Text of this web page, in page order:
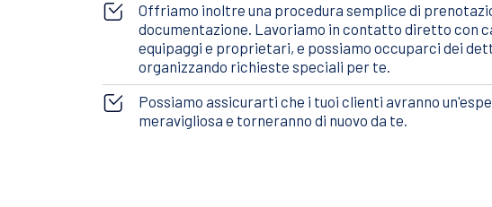
Offriamo inoltre una procedura semplice di
documentazione. Lavoriamo in contatto diretto con
equipaggi e proprietari, e possiamo occuparci dei
organizzando richieste speciali per te.
Possiamo assicurarti che i tuoi clienti avranno
meravigliosa e torneranno di nuovo da te.